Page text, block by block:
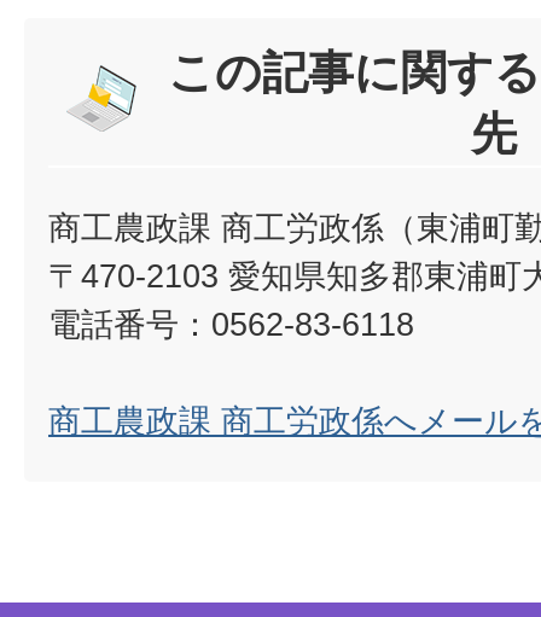
この記事に関す
先
商工農政課 商工労政係（東浦町
〒470-2103 愛知県知多郡東浦町
電話番号：0562-83-6118
商工農政課 商工労政係へメール